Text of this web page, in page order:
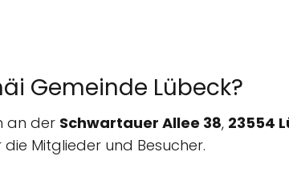
Gemeinde Lübeck?
an der Schwartauer Allee 38, 23554
Mitglieder und Besucher.